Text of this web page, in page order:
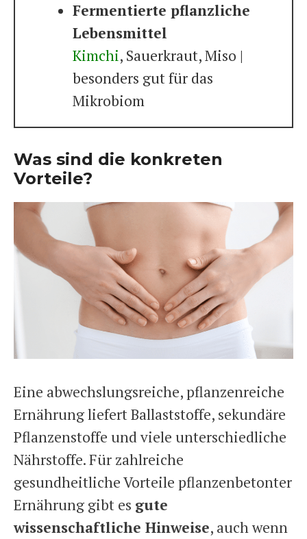
Fermentierte pflanzliche
Lebensmittel
Kimchi, Sauerkraut, Miso |
besonders gut für das
Mikrobiom
Was sind die konkreten
Vorteile?
Eine abwechslungsreiche, pflanzenreiche
Ernährung liefert Ballaststoffe, sekundäre
Pflanzenstoffe und viele unterschiedliche
Nährstoffe. Für zahlreiche
gesundheitliche Vorteile pflanzenbetonter
Ernährung gibt es gute
wissenschaftliche Hinweise, auch wenn